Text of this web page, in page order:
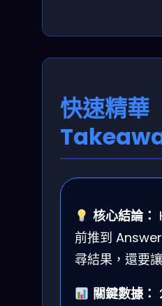
快速精華
核心結論：
前推到
尋結果，還要
關鍵數據：